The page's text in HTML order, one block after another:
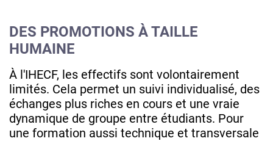
DES PROMOTIONS À TAILLE
HUMAINE
À l'IHECF, les effectifs sont volontairement
limités. Cela permet un suivi individualisé, des
échanges plus riches en cours et une vraie
dynamique de groupe entre étudiants. Pour
une formation aussi technique et transversale